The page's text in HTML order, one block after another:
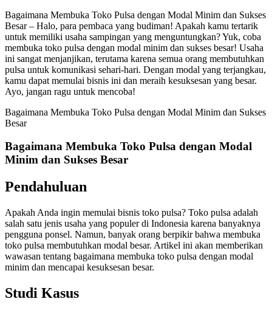
Bagaimana Membuka Toko Pulsa dengan Modal Minim dan Sukses
Besar – Halo, para pembaca yang budiman! Apakah kamu tertarik
untuk memiliki usaha sampingan yang menguntungkan? Yuk, coba
membuka toko pulsa dengan modal minim dan sukses besar! Usaha
ini sangat menjanjikan, terutama karena semua orang membutuhkan
pulsa untuk komunikasi sehari-hari. Dengan modal yang terjangkau,
kamu dapat memulai bisnis ini dan meraih kesuksesan yang besar.
Ayo, jangan ragu untuk mencoba!
Bagaimana Membuka Toko Pulsa dengan Modal Minim dan Sukses
Besar
Bagaimana Membuka Toko Pulsa dengan Modal
Minim dan Sukses Besar
Pendahuluan
Apakah Anda ingin memulai bisnis toko pulsa? Toko pulsa adalah
salah satu jenis usaha yang populer di Indonesia karena banyaknya
pengguna ponsel. Namun, banyak orang berpikir bahwa membuka
toko pulsa membutuhkan modal besar. Artikel ini akan memberikan
wawasan tentang bagaimana membuka toko pulsa dengan modal
minim dan mencapai kesuksesan besar.
Studi Kasus